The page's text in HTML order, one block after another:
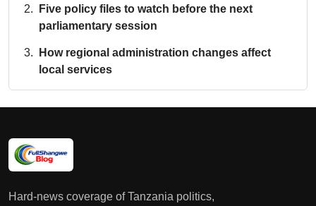
Five policy files to watch before the next
parliamentary session
How regional administration changes affect
local services
Hard-news coverage of Tanzania politics,